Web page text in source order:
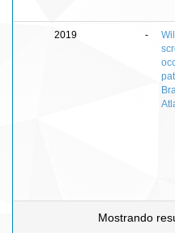
2019 -
Mostrando